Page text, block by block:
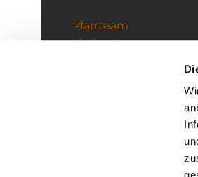
Pfarrteam
Kirchenteams